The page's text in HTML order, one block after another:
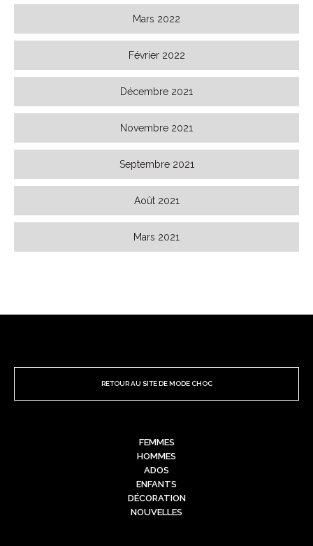
Mars 2022
Février 2022
Décembre 2021
Novembre 2021
Septembre 2021
Août 2021
Mars 2021
RETOUR AU SITE DE MODE CHOC
FEMMES
HOMMES
ADOS
ENFANTS
DÉCORATION
NOUVELLES